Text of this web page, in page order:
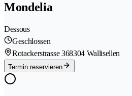
Mondelia
Dessous
Geschlossen
Rotackerstrasse 368304 Wallisellen
Termin reservieren